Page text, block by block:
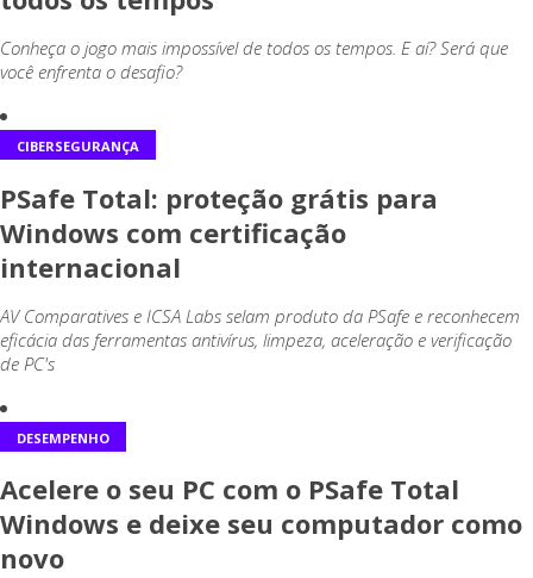
Conheça o jogo mais impossível de todos os tempos. E aí? Será que
você enfrenta o desafio?
CIBERSEGURANÇA
PSafe Total: proteção grátis para
Windows com certificação
internacional
AV Comparatives e ICSA Labs selam produto da PSafe e reconhecem
eficácia das ferramentas antivírus, limpeza, aceleração e verificação
de PC's
DESEMPENHO
Acelere o seu PC com o PSafe Total
Windows e deixe seu computador como
novo